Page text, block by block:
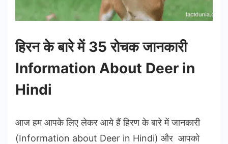
हिरन के बारे में 35 रोचक जानकारी
Information About Deer in
Hindi
आज हम आपके लिए लेकर आये हैं हिरण के बारे में जानकारी
(Information about Deer in Hindi) और आपको